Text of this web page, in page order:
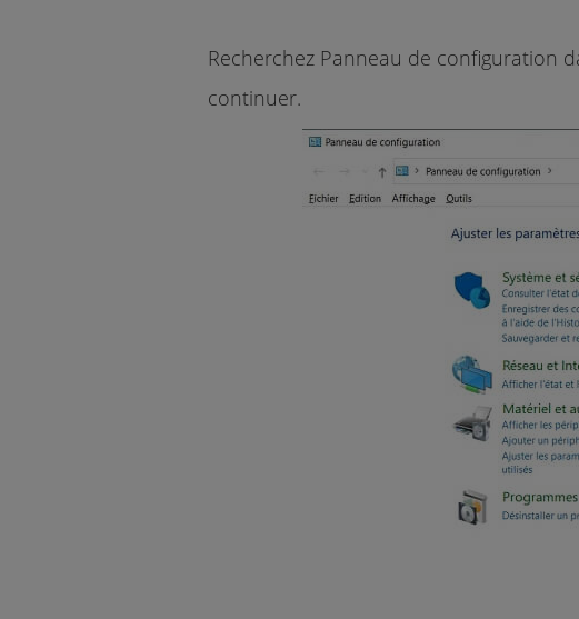
Recherchez Panneau de configuration
continuer.